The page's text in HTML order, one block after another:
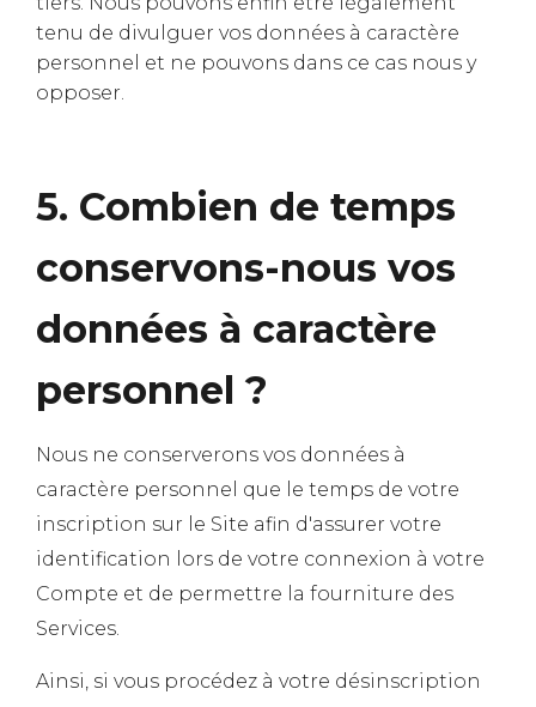
tenu de divulguer vos données à caractère
personnel et ne pouvons dans ce cas nous y
opposer.
5. Combien de temps
conservons-nous vos
données à caractère
personnel ?
Nous ne conserverons vos données à
caractère personnel que le temps de votre
inscription sur le Site afin d'assurer votre
identification lors de votre connexion à votre
Compte et de permettre la fourniture des
Services.
Ainsi, si vous procédez à votre désinscription